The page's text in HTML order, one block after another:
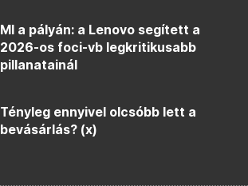
MI a pályán: a Lenovo segített a
2026-os foci-vb legkritikusabb
pillanatainál
Tényleg ennyivel olcsóbb lett a
bevásárlás? (x)